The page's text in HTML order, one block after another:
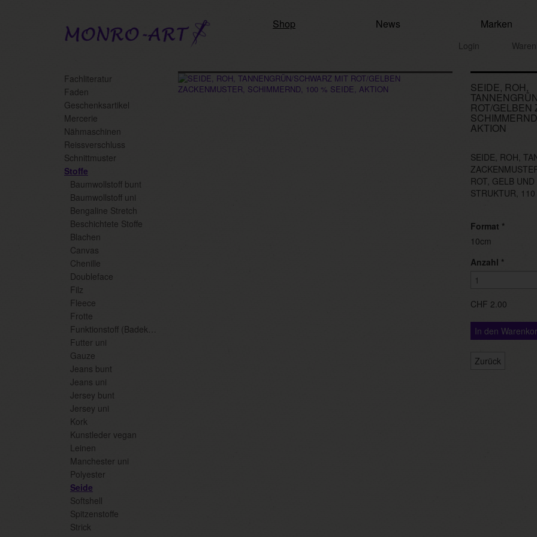
Shop News Marken
Login
Fachliteratur
Faden
Geschenksartikel
Mercerie
Nähmaschinen
Reissverschluss
Schnittmuster
Stoffe
Baumwollstoff bunt
Baumwollstoff uni
Bengaline Stretch
Beschichtete Stoffe
Blachen
Canvas
Chenille
Doubleface
Filz
Fleece
Frotte
Funktionstoff (Badekl./Sport
Futter uni
Gauze
Jeans bunt
Jeans uni
Jersey bunt
Jersey uni
Kork
Kunstleder vegan
Leinen
Manchester uni
Polyester
Seide
Softshell
Spitzenstoffe
Strick
SEIDE, ROH,
ROT/GELBEN
AKTION
SEIDE, ROH,
ROT, GELB
STRUKTUR,
Format *
10cm
Anzahl *
CHF 2.00
In den
Zurück